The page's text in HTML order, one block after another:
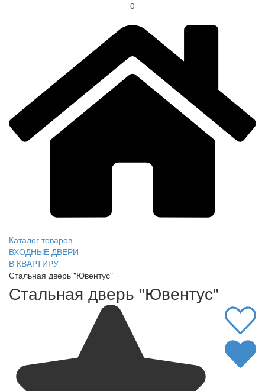
0
Каталог товаров
ВХОДНЫЕ ДВЕРИ
В КВАРТИРУ
Стальная дверь "Ювентус"
Стальная дверь "Ювентус"